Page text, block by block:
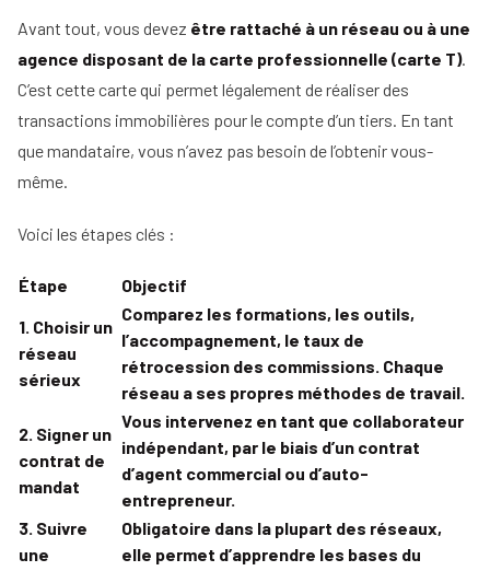
Avant tout, vous devez être rattaché à un réseau ou à une
agence disposant de la carte professionnelle (carte T).
C’est cette carte qui permet légalement de réaliser des
transactions immobilières pour le compte d’un tiers. En tant
que mandataire, vous n’avez pas besoin de l’obtenir vous-
même.
Voici les étapes clés :
Étape
Objectif
1. Choisir un
réseau
sérieux
Comparez les formations, les outils,
l’accompagnement, le taux de
rétrocession des commissions. Chaque
réseau a ses propres méthodes de travail.
2. Signer un
contrat de
mandat
Vous intervenez en tant que collaborateur
indépendant, par le biais d’un contrat
d’agent commercial ou d’auto-
entrepreneur.
3. Suivre
une
Obligatoire dans la plupart des réseaux,
elle permet d’apprendre les bases du